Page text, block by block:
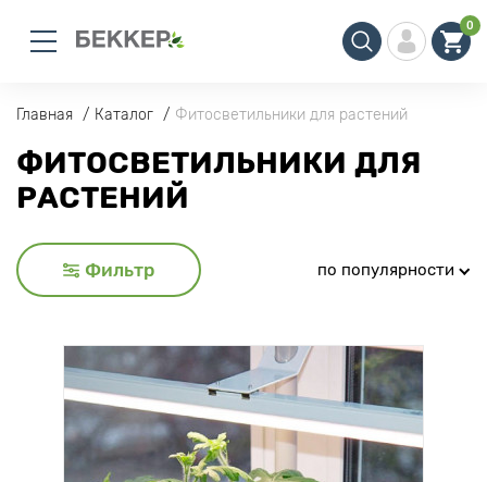
0
Главная Каталог Фитосветильники для растений
ФИТОСВЕТИЛЬНИКИ ДЛЯ
РАСТЕНИЙ
Фильтр по популярности